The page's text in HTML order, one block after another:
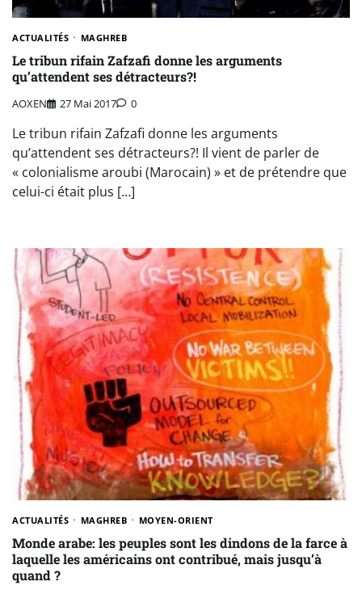
ACTUALITÉS MAGHREB
Le tribun rifain Zafzafi donne les arguments
qu’attendent ses détracteurs?!
AOXEN 27 Mai 2017 0
Le tribun rifain Zafzafi donne les arguments
qu’attendent ses détracteurs?! Il vient de parler de
« colonialisme aroubi (Marocain) » et de prétendre que
celui-ci était plus […]
ACTUALITÉS MAGHREB MOYEN-ORIENT
Monde arabe: les peuples sont les dindons de la farce à
laquelle les américains ont contribué, mais jusqu’à
quand ?